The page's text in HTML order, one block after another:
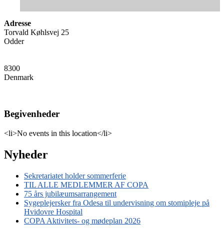
Adresse
Torvald Køhlsvej 25
Odder
8300
Denmark
Begivenheder
<li>No events in this location</li>
Nyheder
Sekretariatet holder sommerferie
TIL ALLE MEDLEMMER AF COPA
75 års jubilæumsarrangement
Sygeplejersker fra Odesa til undervisning om stomipleje på
Hvidovre Hospital
COPA Aktivitets- og mødeplan 2026